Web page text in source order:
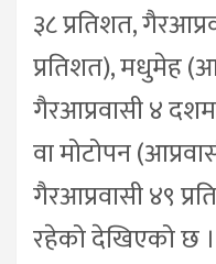
३८ प्रतिशत,
प्रतिशत), मधुमेह
गैरआप्रवासी ४
वा मोटोपन
गैरआप्रवासी ४९
रहेको देखिएको छ ।